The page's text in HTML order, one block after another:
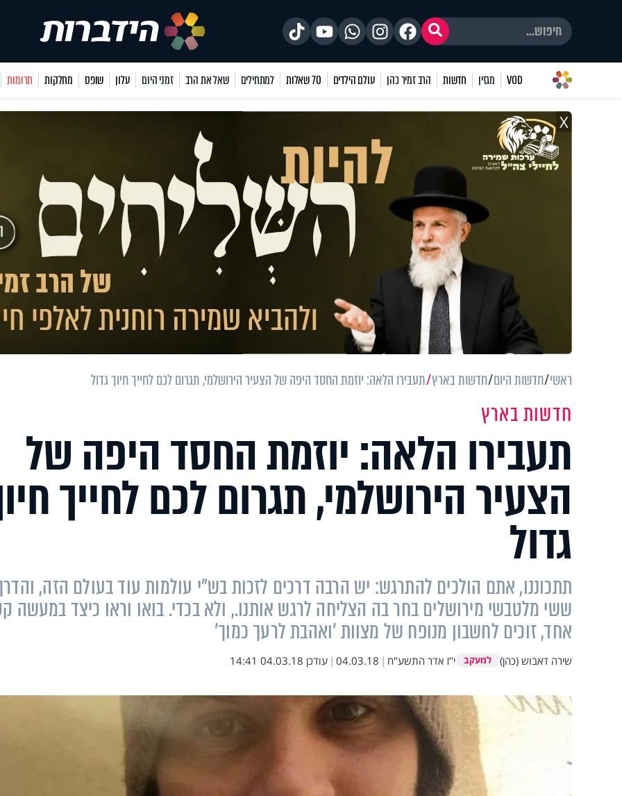
VOD מגזין חדשות הרב זמיר כהן עולם הילדים 70 שאלות למתחילים שאל את הרב זמני היום עלון שופס מחלקות תרומות
X
ראשי חדשות היום חדשות בארץ תעבירו הלאה: יוזמת החסד היפה של הצעיר הירושלמי, תגרום לכם לחייך חיוך גדול
חדשות בארץ
תעבירו הלאה: יוזמת החסד היפה של
הצעיר הירושלמי, תגרום לכם לחייך
גדול
תתכוננו, אתם הולכים להתרגש: יש הרבה דרכים לזכות בש"י עולמות עוד בעולם הזה,
ששי מלטבשי מירושלים בחר בה הצליחה לרגש אותנו., ולא בכדי. בואו וראו כיצד במעשה
אחד, זוכים לחשבון מנופח של מצוות 'ואהבת לרעך כמוך'
שירה דאבוש (כהן) למעקב י"ז אדר התשע"ח |
04.03.18
| עודכן 04.03.18 14:41